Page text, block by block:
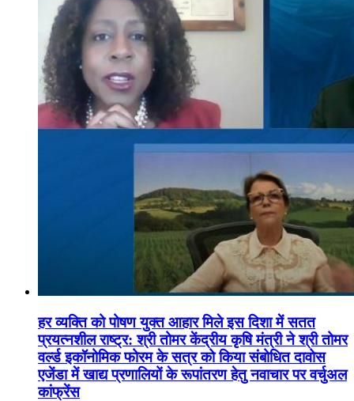
हर व्यक्ति को पोषण युक्त आहार मिले इस दिशा में सतत
प्रयत्नशील राष्ट्र: श्री तोमर केंद्रीय कृषि मंत्री ने श्री तोमर
वर्ल्ड इकॉनोमिक फोरम के सत्र को किया संबोधित दावोस
एजेंडा में खाद्य प्रणालियों के रूपांतरण हेतु नवाचार पर वर्चुअल
कांफ्रेंस